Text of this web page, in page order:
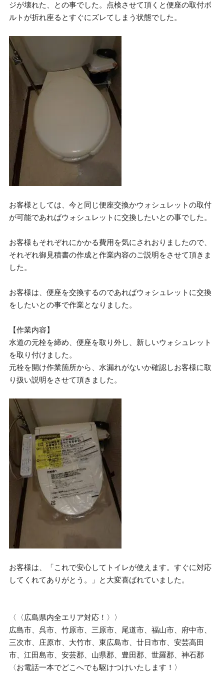
ジが壊れた、との事でした。点検させて頂くと便座の取付ボ
ルトが折れ座るとすぐにズレてしまう状態でした。
お客様としては、今と同じ便座交換かウォシュレットの取付
が可能であればウォシュレットに交換したいとの事でした。
お客様もそれぞれにかかる費用を気にされおりましたので、
それぞれ御見積書の作成と作業内容のご説明をさせて頂きま
した。
お客様は、便座を交換するのであればウォシュレットに交換
をしたいとの事で作業となりました。
【作業内容】
水道の元栓を締め、便座を取り外し、新しいウォシュレット
を取り付けました。
元栓を開け作業箇所から、水漏れがないか確認しお客様に取
り扱い説明をさせて頂きました。
お客様は、「これで安心してトイレが使えます。すぐに対応
してくれてありがとう。」と大変喜ばれていました。
〈〈広島県内全エリア対応！〉〉
広島市、呉市、竹原市、三原市、尾道市、福山市、府中市、
三次市、庄原市、大竹市、東広島市、廿日市市、安芸高田
市、江田島市、安芸郡、山県郡、豊田郡、世羅郡、神石郡
〈お電話一本でどこへでも駆けつけいたします！〉